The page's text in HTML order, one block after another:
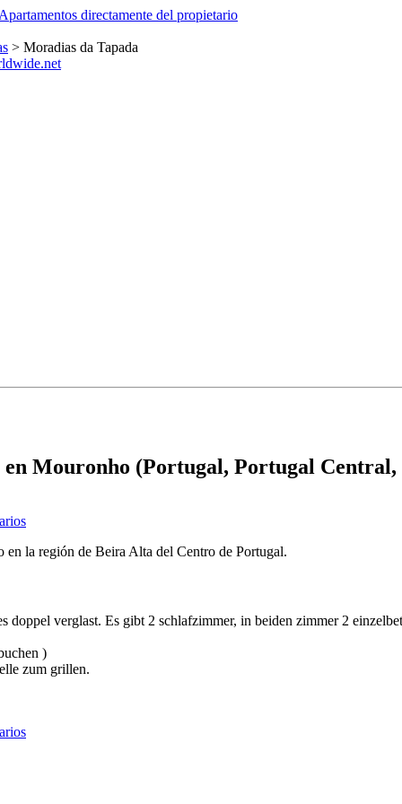
> Moradias da Tapada
en Mouronho (Portugal, Portugal Central,
la región de Beira Alta del Centro de Portugal.
verglast. Es gibt 2 schlafzimmer, in beiden zimmer 2
)
zum grillen.